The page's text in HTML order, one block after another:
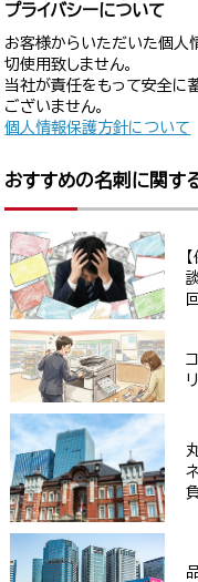
プライバシーについて
お客様からいただいた個人
切使用致しません。
当社が責任をもって安全に
ございません。
個人情報保護方針について
おすすめの名刺に関す